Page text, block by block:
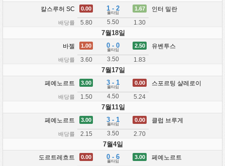
칼스루허 SC
배당률
0.00
5.80
1 - 2
풀타임
5.50
1.67
1.30
인터 밀란
7월18일
바젤
배당률
1.00
3.60
0 - 0
풀타임
3.50
2.50
1.83
유벤투스
7월17일
페예노르트
배당률
3.00
1.50
3 - 1
풀타임
4.50
0.00
5.24
스포르팅 샬레로이
7월11일
페예노르트
배당률
3.00
2.15
3 - 1
풀타임
3.50
0.00
2.70
클럽 브루게
7월4일
도르트레흐트 0.00 0 - 6
풀타임
3.00 페예노르트